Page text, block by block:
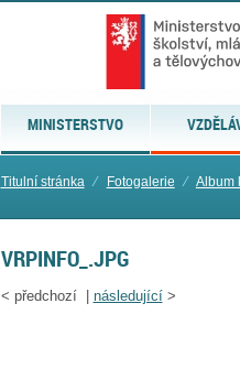
MINISTERSTVO
Titulní stránka ⁄ Fotogalerie ⁄ Album
VRPINFO_.JPG
< předchozí | následující>